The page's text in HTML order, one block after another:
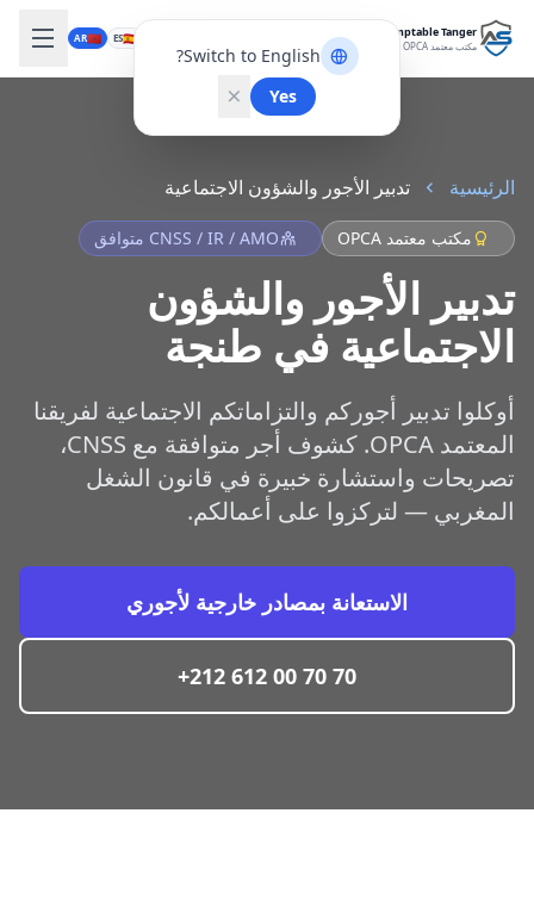
Switch to English?
Yes
Expert-Comptable Tanger
مكتب معتمد OPCA 🇪🇸
ES
🇲🇦
AR
الرئيسية تدبير الأجور والشؤون الاجتماعية
مكتب معتمد OPCA CNSS / IR / AMO متوافق
تدبير الأجور والشؤون
الاجتماعية في طنجة
أوكلوا تدبير أجوركم والتزاماتكم الاجتماعية لفريقنا
المعتمد OPCA. كشوف أجر متوافقة مع CNSS،
تصريحات واستشارة خبيرة في قانون الشغل
المغربي — لتركزوا على أعمالكم.
الاستعانة بمصادر خارجية لأجوري
+212 612 00 70 70